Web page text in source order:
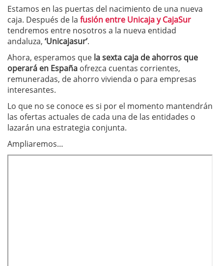
Estamos en las puertas del nacimiento de una nueva
caja. Después de la fusión entre Unicaja y CajaSur
tendremos entre nosotros a la nueva entidad
andaluza, ‘Unicajasur’.
Ahora, esperamos que la sexta caja de ahorros que
operará en España ofrezca cuentas corrientes,
remuneradas, de ahorro vivienda o para empresas
interesantes.
Lo que no se conoce es si por el momento mantendrán
las ofertas actuales de cada una de las entidades o
lazarán una estrategia conjunta.
Ampliaremos…